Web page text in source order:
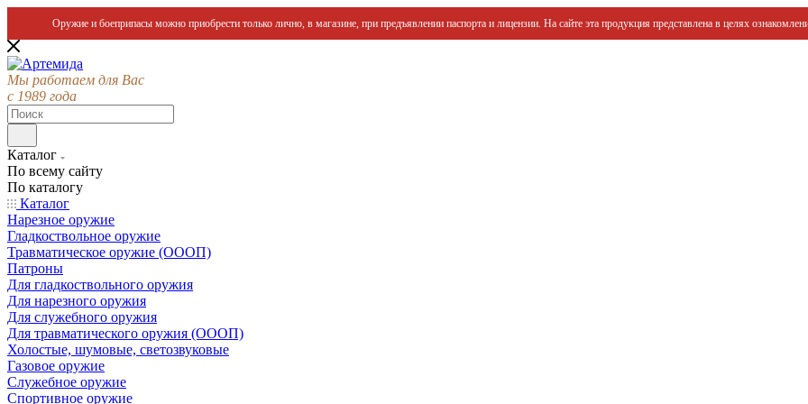
Оружие и боеприпасы можно приобрести только лично, в магазине, при предъявлении паспорта и лицензии. На сайте эта продукция представлена в целях
Мы работаем для Вас
с 1989 года
Каталог
По всему сайту
По каталогу
Каталог
Нарезное оружие
Гладкоствольное оружие
Травматическое оружие (ОООП)
Патроны
Для гладкоствольного оружия
Для нарезного оружия
Для служебного оружия
Для травматического оружия (ОООП)
Холостые, шумовые, светозвуковые
Газовое оружие
Служебное оружие
Спортивное оружие